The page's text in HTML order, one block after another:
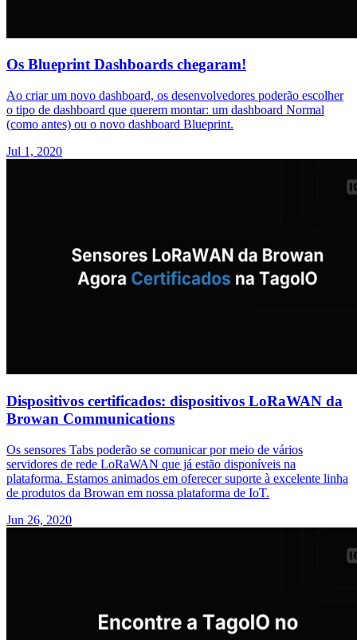
Os Blueprint Dashboards chegaram!
Ao criar um novo dashboard, os desenvolvedores poderão escolher
o tipo de dashboard que querem montar: um dashboard Normal
(como antes) ou o novo dashboard Blueprint.
Jul 1, 2020
Dispositivos certificados: dispositivos LoRaWAN da
Browan Communications
Os sensores Tabs poderão se comunicar por meio de vários
servidores de rede LoRaWAN que já estão disponíveis na
plataforma. Estamos animados em oferecer suporte à excelente linha
de produtos da Browan em nossa plataforma de IoT.
Jun 26, 2020